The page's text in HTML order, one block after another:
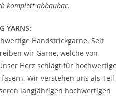
komplett abbaubar.
YARNS:
Handstrickgarne. Seit
wir Garne, welche von
Herz schlägt für hochwertige
Wir verstehen uns als Teil
langjährigen hochwertigen